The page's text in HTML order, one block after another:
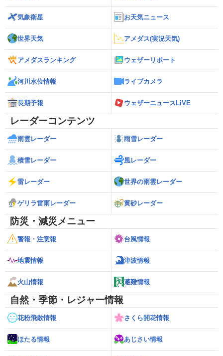
気象衛星 お天気ニュース
世界天気 アメダス(実況天気)
アメダスランキング ウェザーリポート
河川水位情報 ライブカメラ
長期予報 ウェザーニュースLiVE
レーダーコンテンツ
雨雲レーダー 雨雪レーダー
積雪レーダー 風レーダー
雷レーダー 世界の雨雲レーダー
ゲリラ雷雨レーダー 黄砂レーダー
防災・減災メニュー
警報・注意報 台風情報
地震情報 津波情報
火山情報 避難情報
自然・季節・レジャー情報
花粉飛散情報 さくら開花情報
ほたる情報 あじさい情報